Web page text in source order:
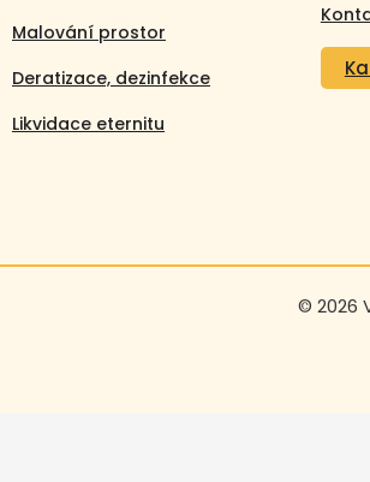
Malování prostor
Deratizace, dezinfekce
Likvidace eternitu
© 2026